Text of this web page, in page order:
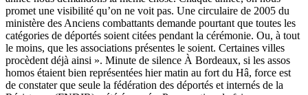
promet une visibilité qu’on ne voit pas. Une circulaire de 2005 du
ministère des Anciens combattants demande pourtant que toutes les
catégories de déportés soient citées pendant la cérémonie. Ou, à tout
le moins, que les associations présentes le soient. Certaines villes
procèdent déjà ainsi ». Minute de silence À Bordeaux, si les assos
homos étaient bien représentées hier matin au fort du Hâ, force est
de constater que seule la fédération des déportés et internés de la